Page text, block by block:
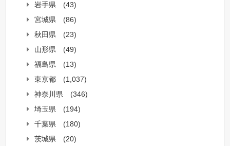
岩手県
(43)
宮城県
(86)
秋田県
(23)
山形県
(49)
福島県
(13)
東京都
(1,037)
神奈川県
(346)
埼玉県
(194)
千葉県
(180)
茨城県
(20)